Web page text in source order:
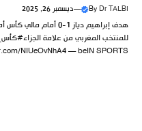
By Dr TALBI
—ديسمبر 26, 2025
NIUeOvNhA4 — beIN SPORTS....